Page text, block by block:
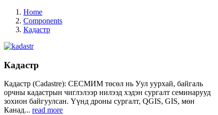
Home
Components
Кадастр
Кадастр
Кадастр (Cadastre): СЕСМИМ төсөл нь Уул уурхай, байгаль
орчны кадастрын чиглэлээр нилээд хэдэн сургалт семинарууд
зохион байгуулсан. Үүнд дроны сургалт, QGIS, GIS, мөн
Канад... read more